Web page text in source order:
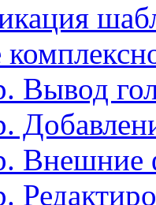
Вывод
Внешние